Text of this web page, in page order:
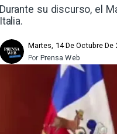
Durante su discurso, el
Italia.
Martes, 14 De Octubre De
Prensa Web
Por